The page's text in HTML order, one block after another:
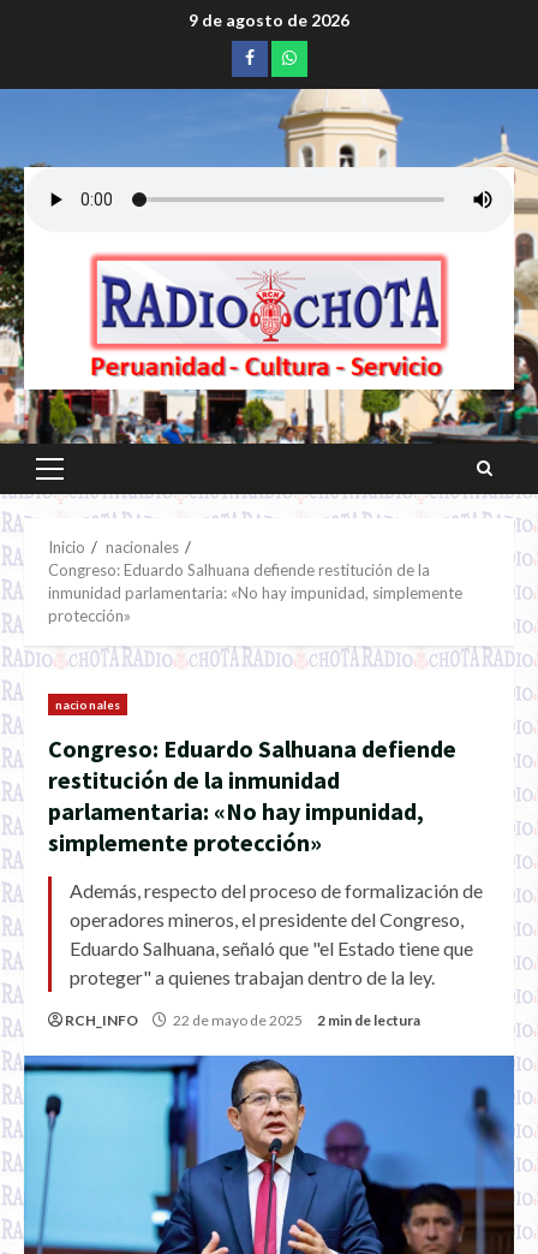
9 de agosto de 2026
Facebookwhatsapp
Menú
principal
Inicio
nacionales
Congreso: Eduardo Salhuana defiende restitución de la
inmunidad parlamentaria: «No hay impunidad, simplemente
protección»
nacionales
Congreso: Eduardo Salhuana defiende
restitución de la inmunidad
parlamentaria: «No hay impunidad,
simplemente protección»
Además, respecto del proceso de formalización de
operadores mineros, el presidente del Congreso,
Eduardo Salhuana, señaló que "el Estado tiene que
proteger" a quienes trabajan dentro de la ley.
RCH_INFO 22 de mayo de 2025 2 min de lectura